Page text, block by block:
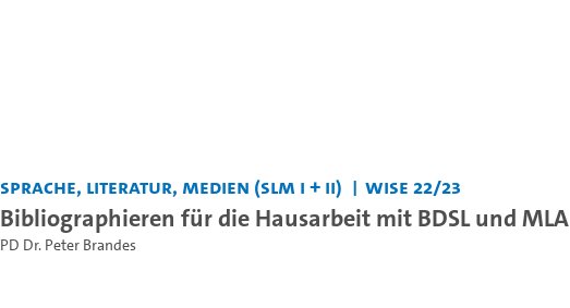
Sprache, Literatur, Medien (SLM I + II) WiSe 22/23
Bibliographieren für die Hausarbeit mit BDSL und MLA
PD Dr. Peter Brandes